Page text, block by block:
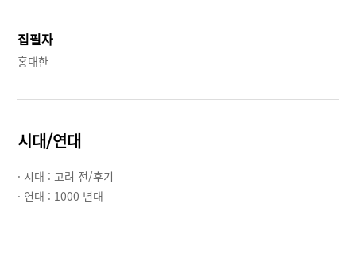
집필자
홍대한
시대/연대
· 시대 : 고려 전/후기
· 연대 : 1000 년대